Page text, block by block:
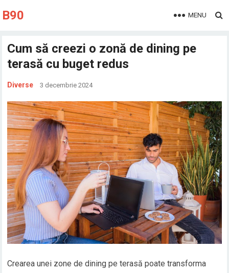
B90 MENU
Cum să creezi o zonă de dining pe
terasă cu buget redus
Diverse 3 decembrie 2024
Crearea unei zone de dining pe terasă poate transforma